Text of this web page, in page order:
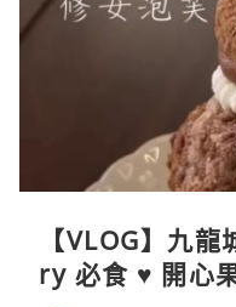
【VLOG】九
ry 必食 ♥ 開心